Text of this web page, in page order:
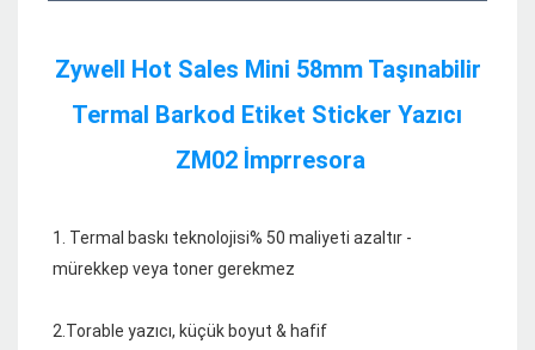
Zywell Hot Sales Mini 58mm Taşınabilir
Termal Barkod Etiket Sticker Yazıcı
ZM02 İmprresora
1. Termal baskı teknolojisi% 50 maliyeti azaltır -